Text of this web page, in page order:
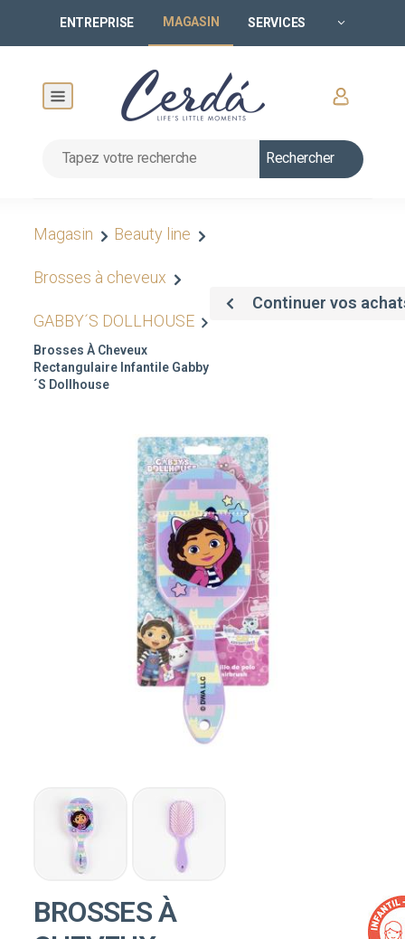
ENTREPRISE MAGASIN SERVICES
Rechercher
Magasin Beauty line
Brosses à cheveux
GABBY´S DOLLHOUSE
Brosses À Cheveux
Rectangulaire Infantile Gabby
´s Dollhouse
Continuer vos
BROSSES À